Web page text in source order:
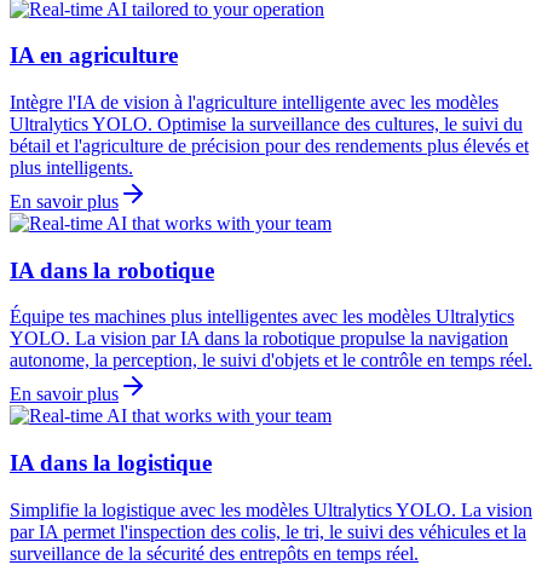
IA en agriculture
Intègre l'IA de vision à l'agriculture intelligente avec les modèles
Ultralytics YOLO. Optimise la surveillance des cultures, le suivi du
bétail et l'agriculture de précision pour des rendements plus élevés et
plus intelligents.
En savoir plus
IA dans la robotique
Équipe tes machines plus intelligentes avec les modèles Ultralytics
YOLO. La vision par IA dans la robotique propulse la navigation
autonome, la perception, le suivi d'objets et le contrôle en temps réel.
En savoir plus
IA dans la logistique
Simplifie la logistique avec les modèles Ultralytics YOLO. La vision
par IA permet l'inspection des colis, le tri, le suivi des véhicules et la
surveillance de la sécurité des entrepôts en temps réel.